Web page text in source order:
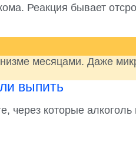
Реакция бывает
месяцами. Даже
выпить
через которые